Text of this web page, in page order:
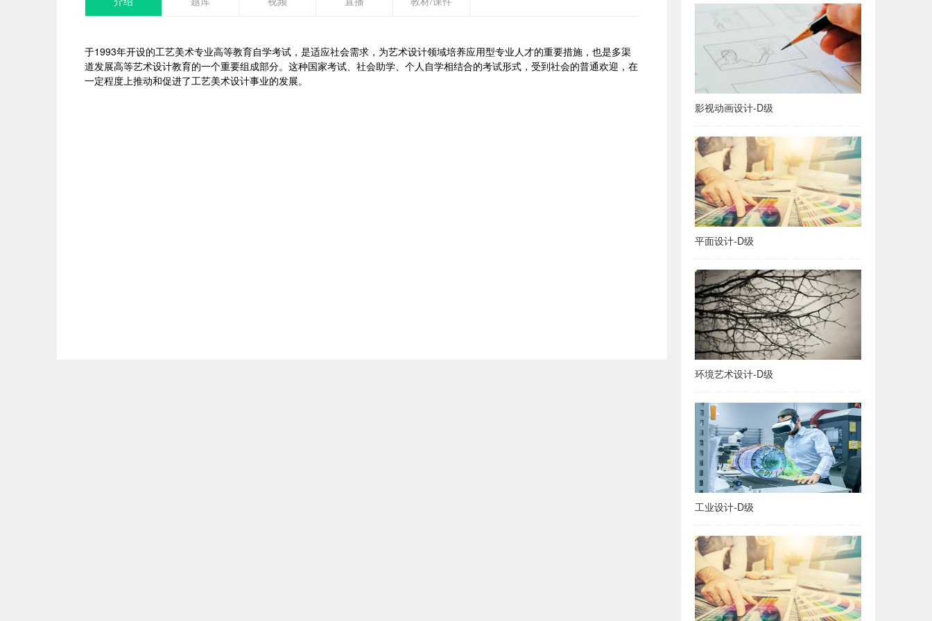
于1993年开设的工艺美术专业高等教育自学考试，是适应社会需求，为艺术设计领域培养应用型专业人才的重要措施，也是多渠
道发展高等艺术设计教育的一个重要组成部分。这种国家考试、社会助学、个人自学相结合的考试形式，受到社会的普通欢迎，在
一定程度上推动和促进了工艺美术设计事业的发展。
影视动画设计-D级
平面设计-D级
环境艺术设计-D级
工业设计-D级